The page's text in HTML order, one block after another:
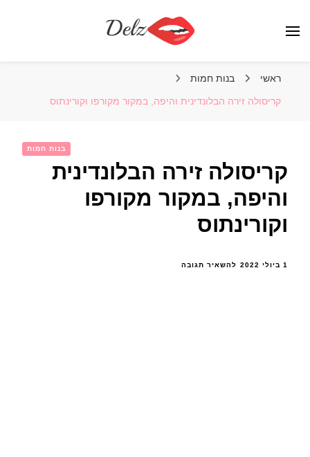
ראשי בנות חמות
קריסולה זירה הבלונדינית והיפה, במקור מקורפו וקורינתוס
בנות חמות
קריסולה זירה הבלונדינית
והיפה, במקור מקורפו
וקורינתוס
1 ביולי 2022 להשאיר תגובהבנושא